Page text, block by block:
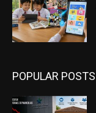
POPULAR POSTS